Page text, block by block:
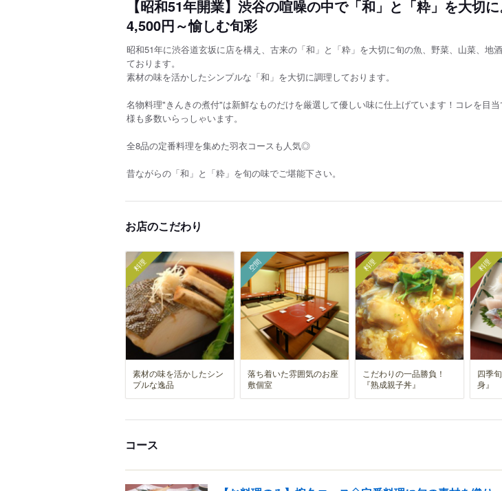
【昭和51年開業】渋谷の喧噪の中で「和」と「粋」を大切
4,500円～愉しむ旬彩
昭和51年に渋谷道玄坂に店を構え、古来の「和」と「粋」を大切に旬の魚、野菜、山菜、地
ております。
素材の味を活かしたシンプルな「和」を大切に調理しております。
名物料理"きんきの煮付"は新鮮なものだけを厳選して優しい味に仕上げています！コレを目
様も多数いらっしゃいます。
全8品の定番料理を集めた羽衣コースも人気◎
昔ながらの「和」と「粋」を旬の味でご堪能下さい。
お店のこだわり
料理
素材の味を活かしたシン
プルな逸品
空間
落ち着いた雰囲気のお座
敷個室
料理
こだわりの一品勝負！
『熟成親子丼』
料理
四季
身』
コース